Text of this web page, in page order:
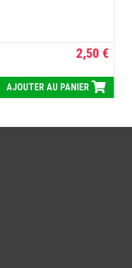
2,50 €
AJOUTER AU PANIER